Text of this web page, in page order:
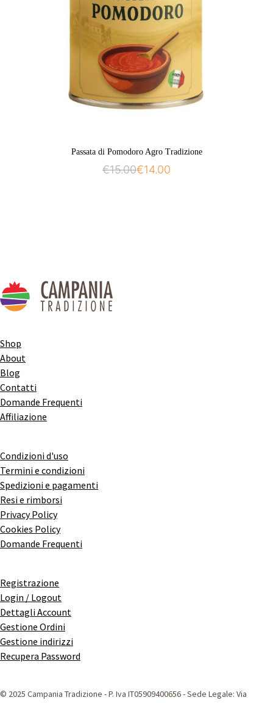
Passata di Pomodoro Agro Tradizione
€15.00€14.00
Shop
About
Blog
Contatti
Domande Frequenti
Affiliazione
Condizioni d'uso
Termini e condizioni
Spedizioni e pagamenti
Resi e rimborsi
Privacy Policy
Cookies Policy
Domande Frequenti
Registrazione
Login / Logout
Dettagli Account
Gestione Ordini
Gestione indirizzi
Recupera Password
© 2025 Campania Tradizione - P. Iva IT05909400656 - Sede Legale: Via